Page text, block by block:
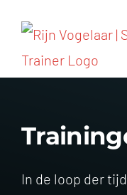
naar
inhoud
In de loop der